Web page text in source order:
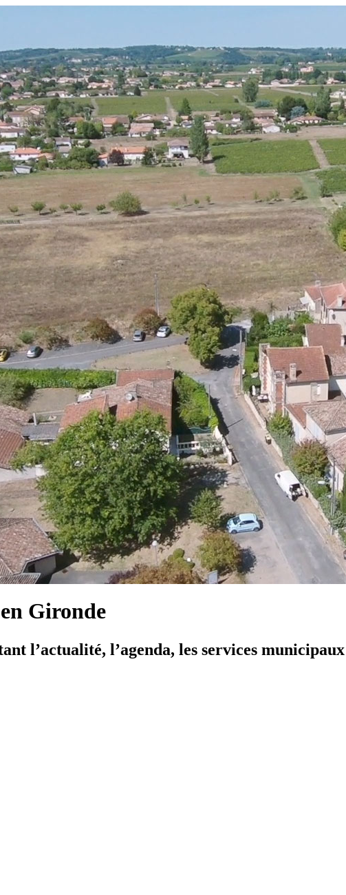
Gironde
l’actualité, l’agenda, les services